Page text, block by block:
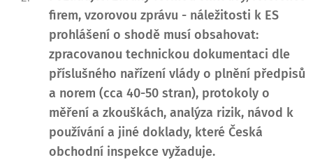
firem, vzorovou zprávu - náležitosti k ES
prohlášení o shodě musí obsahovat:
zpracovanou technickou dokumentaci dle
příslušného nařízení vlády o plnění předpisů
a norem (cca 40-50 stran), protokoly o
měření a zkouškách, analýza rizik, návod k
používání a jiné doklady, které Česká
obchodní inspekce vyžaduje.